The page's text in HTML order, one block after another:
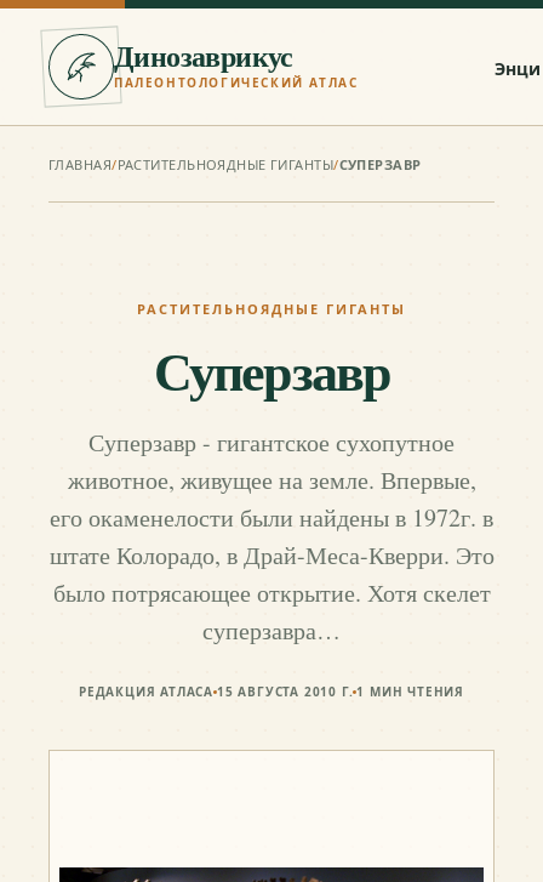
Динозаврикус
ПАЛЕОНТОЛОГИЧЕСКИЙ АТЛАС
ГЛАВНАЯ/РАСТИТЕЛЬНОЯДНЫЕ ГИГАНТЫ/СУПЕРЗАВР
РАСТИТЕЛЬНОЯДНЫЕ ГИГАНТЫ
Суперзавр
Суперзавр - гигантское сухопутное
животное, живущее на земле. Впервые,
его окаменелости были найдены в 1972г. в
штате Колорадо, в Драй-Меса-Кверри. Это
было потрясающее открытие. Хотя скелет
суперзавра…
РЕДАКЦИЯ АТЛАСА 15 АВГУСТА 2010 Г. 1 МИН ЧТЕНИЯ